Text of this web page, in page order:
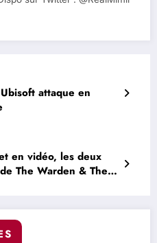
attaque en
en vidéo, les deux
The Warden & The